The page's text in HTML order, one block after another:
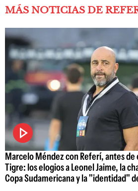
MÁS NOTICIAS DE
Marcelo Méndez con Referí, antes
Tigre: los elogios a Leonel Jaime, la
Copa Sudamericana y la "identidad"